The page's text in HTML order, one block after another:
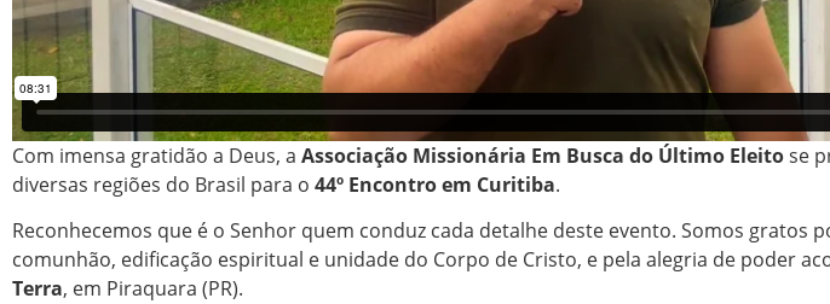
Com imensa gratidão a Deus, a Associação Missionária Em Busca do Último Eleitose
diversas regiões do Brasil para o 44º Encontro em Curitiba.
Reconhecemos que é o Senhor quem conduz cada detalhe deste evento. Somos gratos
comunhão, edificação espiritual e unidade do Corpo de Cristo, e pela alegria de poder
Terra, em Piraquara (PR).